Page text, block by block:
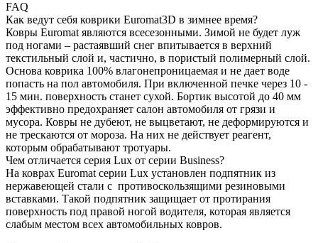
FAQ
Как ведут себя коврики Euromat3D в зимнее время?
Ковры Euromat являются всесезонными. Зимой не будет луж
под ногами – растаявший снег впитывается в верхний
текстильный слой и, частично, в пористый полимерный слой.
Основа коврика 100% влагонепроницаемая и не дает воде
попасть на пол автомобиля. При включенной печке через 10 -
15 мин. поверхность станет сухой. Бортик высотой до 40 мм
эффективно предохраняет салон автомобиля от грязи и
мусора. Ковры не дубеют, не выцветают, не деформируются и
не трескаются от мороза. На них не действует реагент,
которым обрабатывают тротуары.
Чем отличается серия Lux от серии Business?
На коврах Euromat серии Lux установлен подпятник из
нержавеющей стали с противоскользящими резиновыми
вставками. Такой подпятник защищает от протирания
поверхность под правой ногой водителя, которая является
слабым местом всех автомобильных ковров.